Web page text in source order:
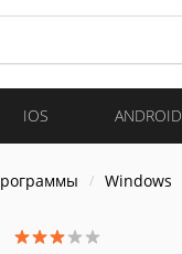
IOS ANDROID
Windows